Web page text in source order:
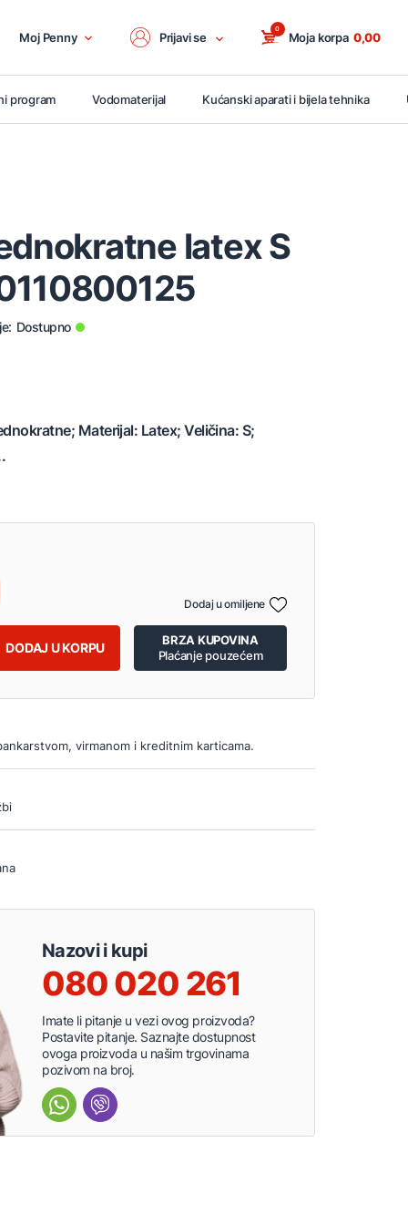
Moj Penny Prijavi se Moja korpa
0
0,00
program Vodomaterijal Kućanski aparati i bijela tehnika
latex S
Dostupno
Materijal: Latex; Veličina: S;
DODAJ U KORPU
BRZA KUPOVINA
Plaćanje pouzećem
Dodaj u omiljene
virmanom i kreditnim karticama.
Nazovi i kupi
080 020 261
Imate li pitanje u vezi ovog proizvoda?
Postavite pitanje. Saznajte dostupnost
ovoga proizvoda u našim trgovinama
pozivom na broj.